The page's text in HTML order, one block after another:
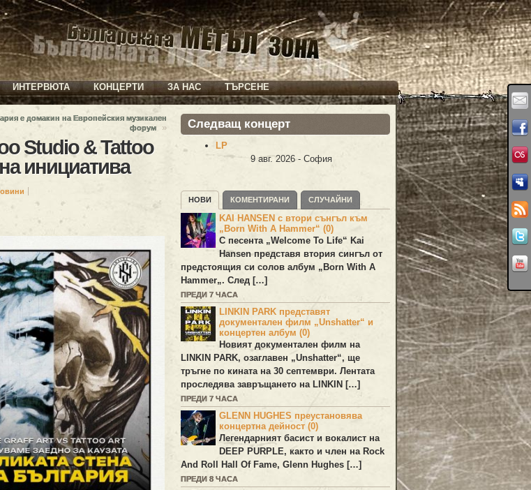
ИНТЕРВЮТА КОНЦЕРТИ ЗА НАС ТЪРСЕНЕ
е домакин на Европейския музикален
форум
»
Studio & Tattoo
инициатива
Следващ концерт
LP
9 авг. 2026 - София
НОВИ КОМЕНТИРАНИ СЛУЧАЙНИ
KAI HANSEN с втори сънгъл към
„Born With A Hammer“ (0)
С песента „Welcome To Life“ Kai
Hansenпредставя втория сингъл от
предстоящия си солов албум „ Born With A
Hammer„. След […]
ПРЕДИ 7 ЧАСА
LINKIN PARK представят
документален филм „Unshatter“ и
концертен албум (0)
Новият документален филм на
LINKIN PARK, озаглавен „Unshatter“, ще
тръгне по кината на 30 септември. Лентата
проследява завръщането наLINKIN […]
ПРЕДИ 7 ЧАСА
GLENN HUGHES преустановява
концертна дейност (0)
Легендарният басист и вокалист на
DEEP PURPLE, както и член на Rock
And Roll Hall Of Fame, Glenn Hughes […]
ПРЕДИ 8 ЧАСА